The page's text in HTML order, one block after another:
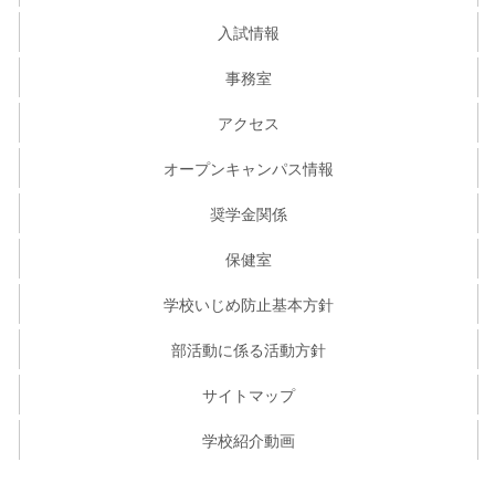
入試情報
事務室
アクセス
オープンキャンパス情報
奨学金関係
保健室
学校いじめ防止基本方針
部活動に係る活動方針
サイトマップ
学校紹介動画